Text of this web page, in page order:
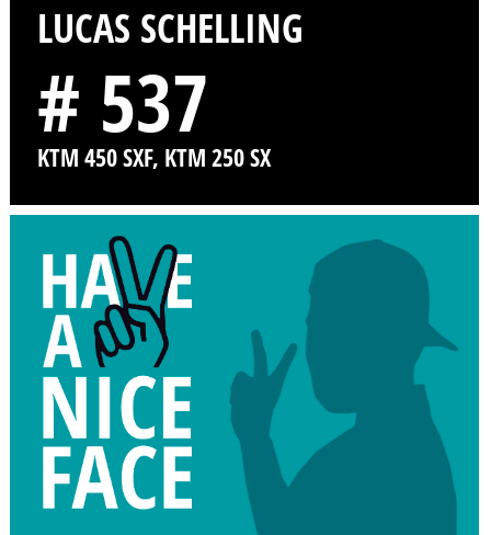
LUCAS SCHELLING
# 537
KTM 450 SXF, KTM 250 SX